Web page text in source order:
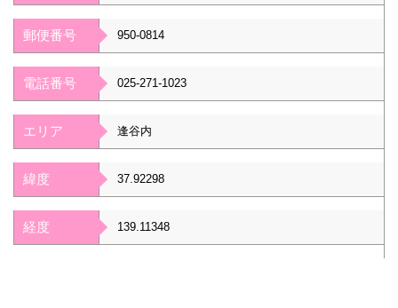
郵便番号 950-0814
電話番号 025-271-1023
エリア 逢谷内
緯度 37.92298
経度 139.11348